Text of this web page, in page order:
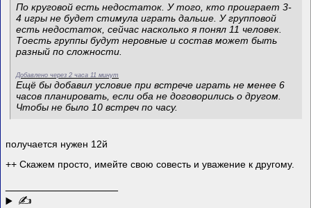
По круговой есть недостаток. У того, кто проиграет 3-
4 игры не будет стимула играть дальше. У групповой
есть недостаток, сейчас насколько я понял 11 человек.
Тоесть группы будут неровные и состав может быть
разный по сложности.
Добавлено через 2 часа 11 минут
Ещё бы добавил условие при встрече играть не менее 6
часов планировать, если оба не договорились о другом.
Чтобы не было 10 встреч по часу.
получается нужен 12й
++ Скажем просто, имейте свою совесть и уважение к другому.
✍